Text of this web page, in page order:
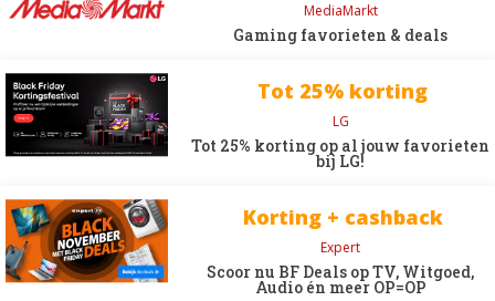
MediaMarkt
Gaming favorieten & deals
Tot 25% korting
LG
Tot 25% korting op al jouw favorieten
bij LG!
Korting + cashback
Expert
Scoor nu BF Deals op TV, Witgoed,
Audio én meer OP=OP